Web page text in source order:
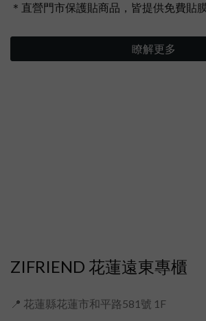
＊直營門市保護貼商品，皆提供免費貼
瞭解更多
ZIFRIEND 花蓮遠東專櫃
📍 花蓮縣花蓮市和平路581號 1F